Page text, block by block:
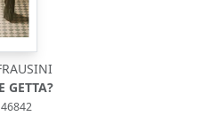
GETTA?